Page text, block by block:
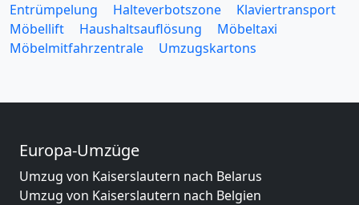
Entrümpelung
Halteverbotszone
Klaviertransport
Möbellift
Haushaltsauflösung
Möbeltaxi
Möbelmitfahrzentrale
Umzugskartons
Europa-Umzüge
Umzug von Kaiserslautern nach Belarus
Umzug von Kaiserslautern nach Belgien